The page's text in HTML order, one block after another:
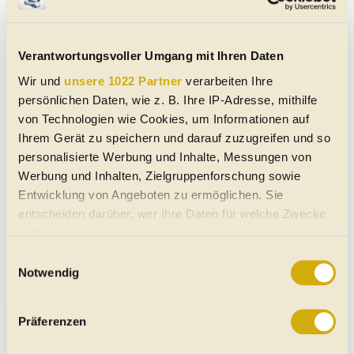
Verantwortungsvoller Umgang mit Ihren Daten
Wir und unsere 1022 Partner verarbeiten Ihre
persönlichen Daten, wie z. B. Ihre IP-Adresse, mithilfe
von Technologien wie Cookies, um Informationen auf
Ihrem Gerät zu speichern und darauf zuzugreifen und so
personalisierte Werbung und Inhalte, Messungen von
Werbung und Inhalten, Zielgruppenforschung sowie
Entwicklung von Angeboten zu ermöglichen. Sie
entscheiden darüber, wer Ihre Daten für welche Zwecke
Trigger Symbol ändern oder widerrufen
Informationen über Ihre geografische Lage erfassen,
Notwendig
Präferenzen
Such-Tipp:
Wir haben auf unseren
Suchplattformen für
Gebrauchtwagen